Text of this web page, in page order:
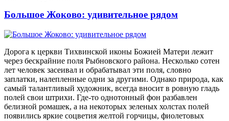
Большое Жоково: удивительное рядом
Дорога к церкви Тихвинской иконы Божией Матери лежит
через бескрайние поля Рыбновского района. Несколько сотен
лет человек засеивал и обрабатывал эти поля, словно
заплатки, налепленные одни за другими. Однако природа, как
самый талантливый художник, всегда вносит в ровную гладь
полей свои штрихи. Где-то однотонный фон разбавлен
белизной ромашек, а на некоторых зеленых холстах полей
появились яркие соцветия желтой горчицы, фиолетовых